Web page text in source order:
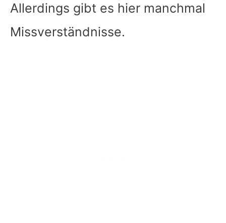
Allerdings gibt es hier manchmal
Missverständnisse.